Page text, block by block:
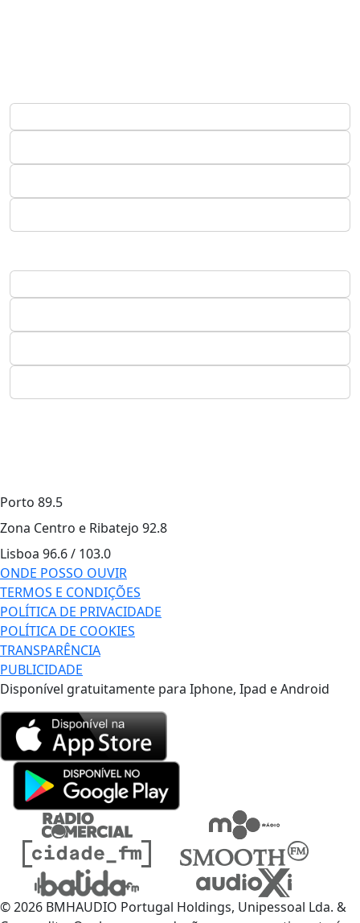
Porto 89.5
Zona Centro e Ribatejo 92.8
Lisboa 96.6 / 103.0
ONDE POSSO OUVIR
TERMOS E CONDIÇÕES
POLÍTICA DE PRIVACIDADE
POLÍTICA DE COOKIES
TRANSPARÊNCIA
PUBLICIDADE
Disponível gratuitamente para Iphone, Ipad e Android
© 2026 BMHAUDIO Portugal Holdings, Unipessoal Lda. &